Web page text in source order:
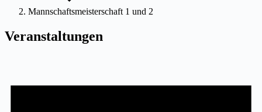
Mannschaftsmeisterschaft 1 und 2
Veranstaltungen